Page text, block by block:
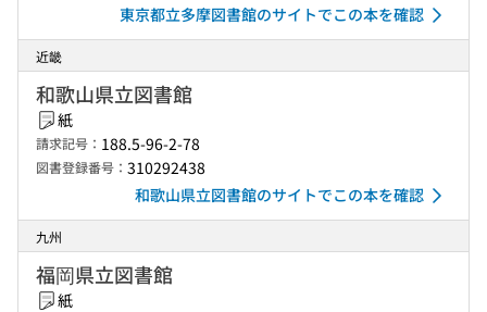
東京都立多摩図書館のサイトでこの本を確認
近畿
和歌山県立図書館
紙
請求記号： 188.5-96-2-78
図書登録番号： 310292438
和歌山県立図書館のサイトでこの本を確認
九州
福岡県立図書館
紙